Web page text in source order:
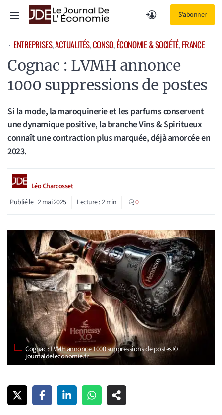
S'abonner
Menu
⋅ ENTREPRISES, ACTUALITÉS, CONSO, ÉCONOMIE & SOCIÉTÉ, FRANCE
Cognac : LVMH annonce
1000 suppressions de postes
Si la mode, la maroquinerie et les parfums conservent
une dynamique positive, la branche Vins & Spiritueux
connaît une contraction plus marquée, déjà amorcée en
2023.
Léo Charcosset
Publié le 2 mai 2025 Lecture :2min 0
Cognac : LVMH annonce 1000 suppressions de postes ©
journaldeleconomie.fr